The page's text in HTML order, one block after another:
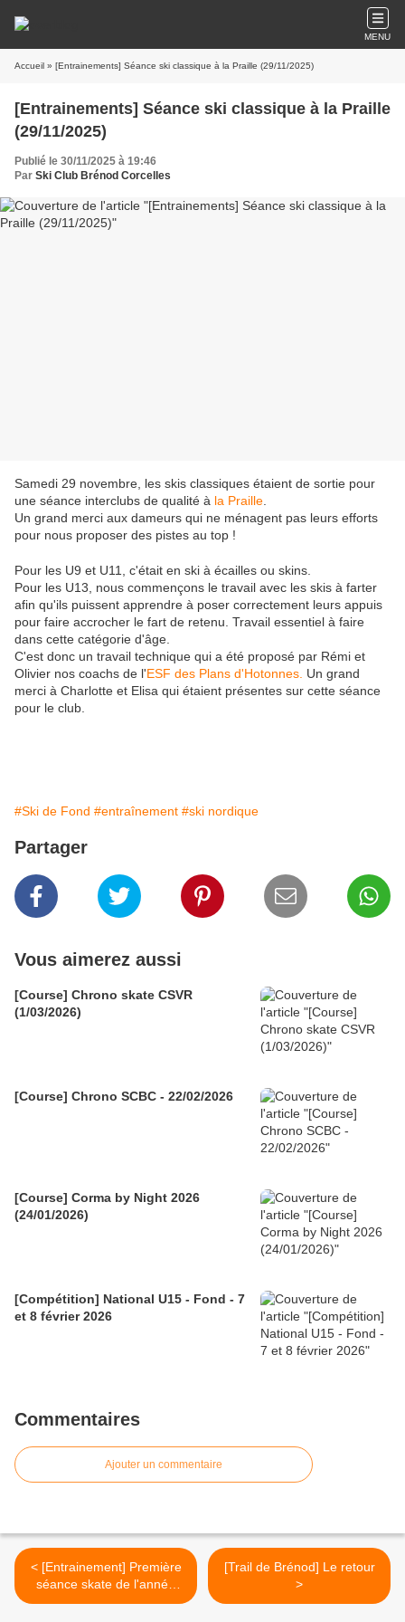
MENU
Accueil » [Entrainements] Séance ski classique à la Praille (29/11/2025)
[Entrainements] Séance ski classique à la Praille
(29/11/2025)
Publié le 30/11/2025 à 19:46
Par Ski Club Brénod Corcelles
Samedi 29 novembre, les skis classiques étaient de sortie pour
une séance interclubs de qualité à la Praille
Un grand merci aux dameurs qui ne ménagent pas leurs efforts
pour nous proposer des pistes au top !
Pour les U9 et U11, c'était en ski à écailles ou skins.
Pour les U13, nous commençons le travail avec les skis à farter
afin qu'ils puissent apprendre à poser correctement leurs appuis
pour faire accrocher le fart de retenu. Travail essentiel à faire
dans cette catégorie d'âge.
C'est donc un travail technique qui a été proposé par Rémi et
Olivier nos coachs de l'ESF des Plans d'Hotonnes. Un grand
merci à Charlotte et Elisa qui étaient présentes sur cette séance
pour le club.
#Ski de Fond #entraînement #ski nordique
Partager
Vous aimerez aussi
[Course] Chrono skate CSVR
(1/03/2026)
[Course] Chrono SCBC - 22/02/2026
[Course] Corma by Night 2026
(24/01/2026)
[Compétition] National U15 - Fond - 7
et 8 février 2026
Commentaires
Ajouter un commentaire
< [Entrainement] Première
séance skate de l'année
22/11/2025 !
[Trail de Brénod] Le retour
>